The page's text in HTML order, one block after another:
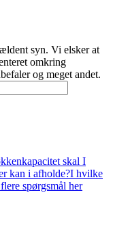
syn. Vi elsker at
omkring
og meget andet.
skal I
kan i afholde?I hvilke
spørgsmål her